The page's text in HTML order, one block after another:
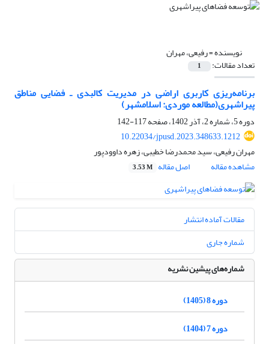
نویسنده =رفیعی، مهران
تعداد مقالات: 1
برنامه‌ریزی کاربری اراضی در مدیریت کالبدی ـ فضایی مناطق
پیراشهری(مطالعه موردی: اسلامشهر)
دوره 5، شماره 2، آذر 1402، صفحه
117-142
10.22034/jpusd.2023.348633.1212
مهران رفیعی، سید محمدرضا خطیبی، زهره داوودپور
مشاهده مقاله
اصل مقاله 3.53 M
مقالات آماده انتشار
شماره جاری
شماره‌های پیشین نشریه
دوره 8 (1405)
دوره 7 (1404)